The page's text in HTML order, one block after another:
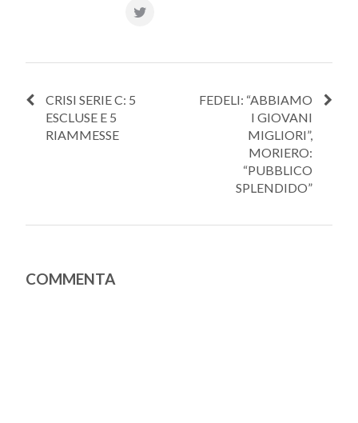
CRISI SERIE C: 5
ESCLUSE E 5
RIAMMESSE
FEDELI: “ABBIAMO
I GIOVANI
MIGLIORI”,
MORIERO:
“PUBBLICO
SPLENDIDO”
COMMENTA